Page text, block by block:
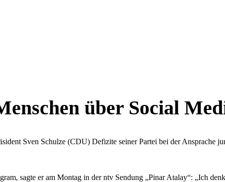
über Social
Sven Schulze (CDU) Defizite seiner Partei bei der Ansprache
sagte er am Montag in der ntv Sendung „Pinar Atalay“: „Ich